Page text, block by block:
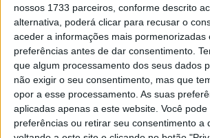
nossos 1733 parceiros, conforme descrito
alternativa, poderá clicar para recusar o
aceder a informações mais pormenorizadas
preferências antes de dar consentimento.
que algum processamento dos seus dados
não exigir o seu consentimento, mas que
opor a esse processamento. As suas
aplicadas apenas a este website. Você
preferências ou retirar seu consentimento a
Esta e outras notícias para ouvir na
FM ou emwww.968.fm.
TAGS Académico de Viseu Domen Gril